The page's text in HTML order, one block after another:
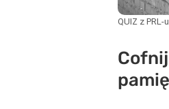
QUIZ z PRL-u